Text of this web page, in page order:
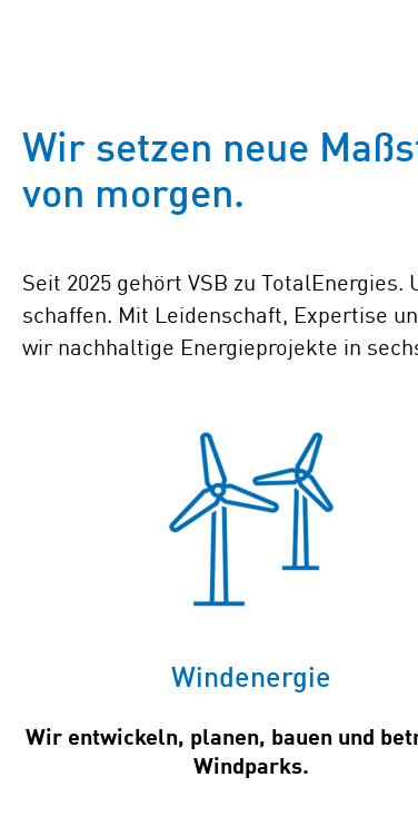
Wir setzen neue
von morgen.
Seit 2025 gehört VSB zu
schaffen. Mit Leidenschaft, Expertise
wir nachhaltige Energieprojekte in
Windenergie
Wir entwickeln, planen, bauen und
Windparks.